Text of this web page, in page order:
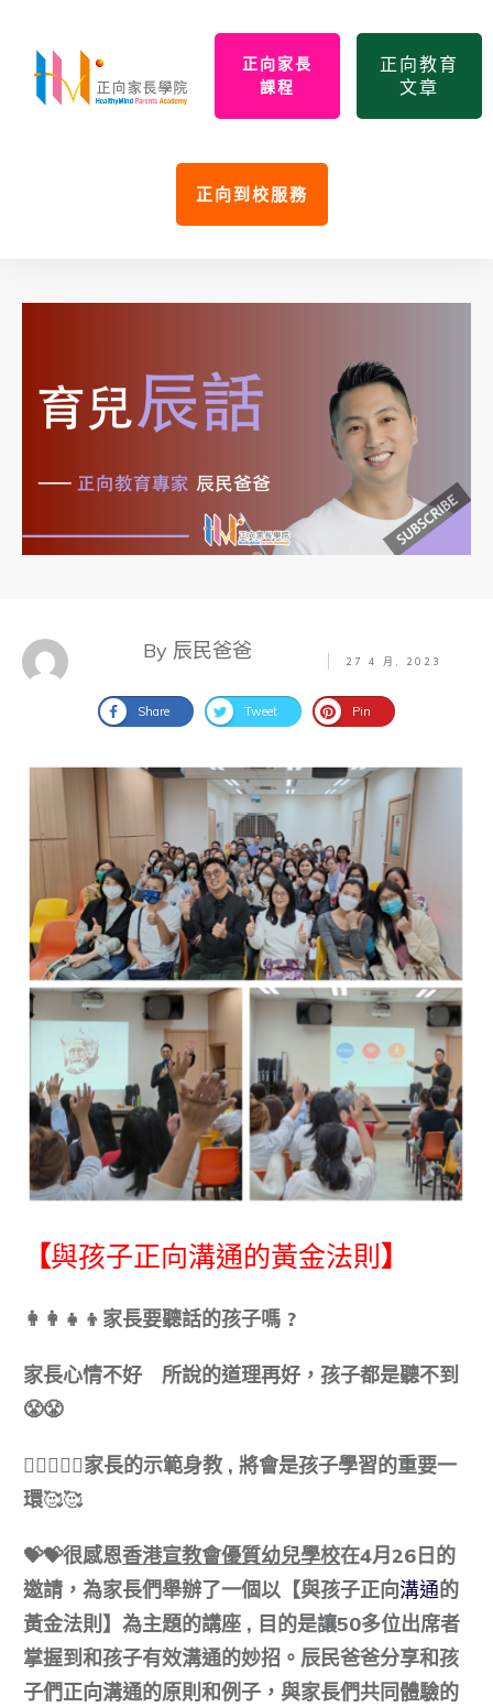
正向家長
課程
正向教育
文章
正向到校服務
By 辰民爸爸 27 4 月, 2023
Share Tweet Pin
【與孩子正向溝通的黃金法則 】
👩‍👩‍👧‍👦 家長要聽話的孩子嗎 ?
家長心情不好
所說的道理再好，孩子都是聽不到
😤😤
👩🏻‍❤️‍👨🏻家長的示範身教 , 將會是孩子學習的重要一
環🥰🥰
💝💝很感恩香港宣教會優質幼兒學校在4️月26日的
邀請，為家長們舉辦了一個以【與孩子正向溝通的
黃金法則 】為主題的講座 , 目的是讓50多位出席者
掌握到和孩子有效溝通的妙招。辰民爸爸分享和孩
子們正向溝通的原則和例子，與家長們共同體驗的